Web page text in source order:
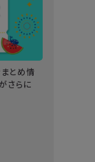
とめ情
さらに